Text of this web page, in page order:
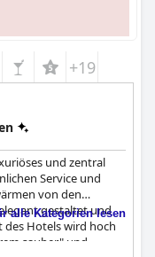
+19
und zentral
Service und
von den
gestaltet und
des Hotels wird hoch
sauber" und
alle Kategorien lesen